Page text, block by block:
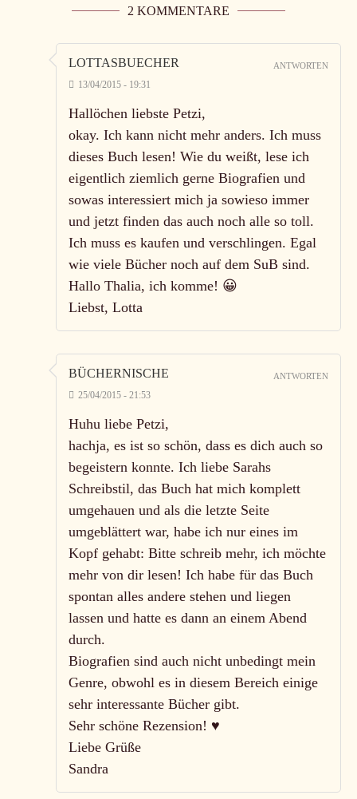
2 KOMMENTARE
LOTTASBUECHER
13/04/2015 - 19:31
Hallöchen liebste Petzi,
okay. Ich kann nicht mehr anders. Ich muss
dieses Buch lesen! Wie du weißt, lese ich
eigentlich ziemlich gerne Biografien und
sowas interessiert mich ja sowieso immer
und jetzt finden das auch noch alle so toll.
Ich muss es kaufen und verschlingen. Egal
wie viele Bücher noch auf dem SuB sind.
Hallo Thalia, ich komme! 😀
Liebst, Lotta
ANTWORTEN
BÜCHERNISCHE
25/04/2015 - 21:53
Huhu liebe Petzi,
hachja, es ist so schön, dass es dich auch so
begeistern konnte. Ich liebe Sarahs
Schreibstil, das Buch hat mich komplett
umgehauen und als die letzte Seite
umgeblättert war, habe ich nur eines im
Kopf gehabt: Bitte schreib mehr, ich möchte
mehr von dir lesen! Ich habe für das Buch
spontan alles andere stehen und liegen
lassen und hatte es dann an einem Abend
durch.
Biografien sind auch nicht unbedingt mein
Genre, obwohl es in diesem Bereich einige
sehr interessante Bücher gibt.
Sehr schöne Rezension! ♥
Liebe Grüße
Sandra
ANTWORTEN